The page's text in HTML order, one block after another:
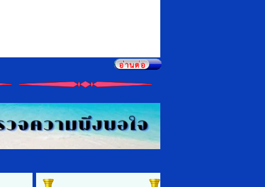
มรางระบายน้ำ คสล. บ้านนาแค สายทางบ้านนาย
องอยู่ ถึงคลองบางแก้ว หมู่ที่ 2...อ่านเพิ่มเติม...